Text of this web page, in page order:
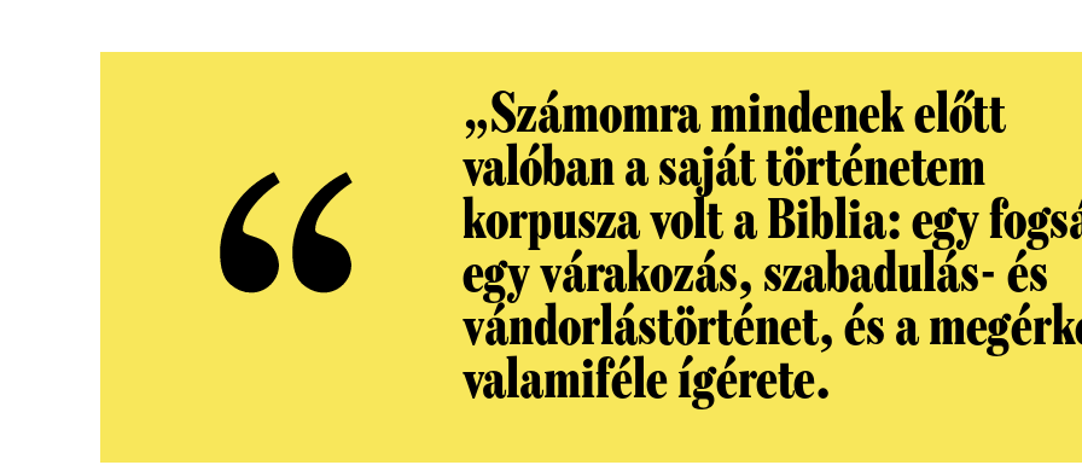
„Számomra mindenek előtt
valóban a saját történetem
korpusza volt a Biblia: egy
egy várakozás, szabadulás- és
vándorlástörténet, és a
valamiféle ígérete.